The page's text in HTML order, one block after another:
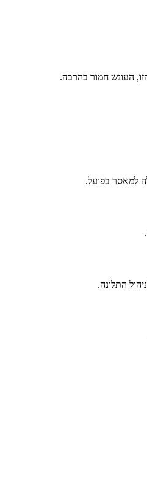
למאסר בפועל.